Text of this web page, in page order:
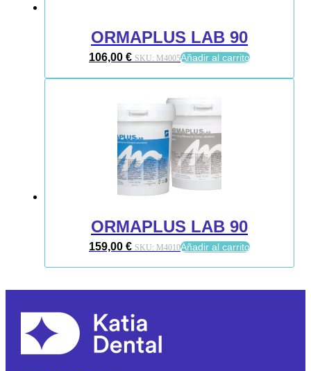
ORMAPLUS LAB 90
106,00 € SKU: M4005Añadir al carrito
ORMAPLUS LAB 90
159,00 € SKU: M4010Añadir al carrito